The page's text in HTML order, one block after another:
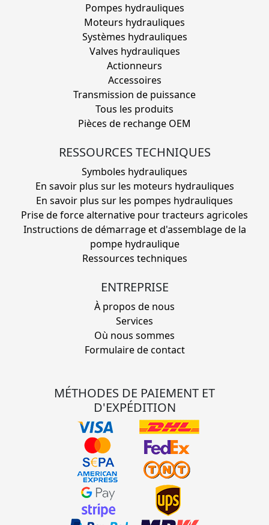
Pompes hydrauliques
Moteurs hydrauliques
Systèmes hydrauliques
Valves hydrauliques
Actionneurs
Accessoires
Transmission de puissance
Tous les produits
Pièces de rechange OEM
RESSOURCES TECHNIQUES
Symboles hydrauliques
En savoir plus sur les moteurs hydrauliques
En savoir plus sur les pompes hydrauliques
Prise de force alternative pour tracteurs agricoles
Instructions de démarrage et d'assemblage de la
pompe hydraulique
Ressources techniques
ENTREPRISE
À propos de nous
Services
Où nous sommes
Formulaire de contact
MÉTHODES DE PAIEMENT ET
D'EXPÉDITION